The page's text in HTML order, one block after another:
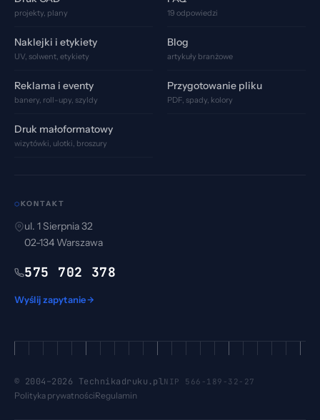
projekty, plany
Naklejki i etykiety
UV, solwent, etykiety
Reklama i eventy
banery, roll-upy, szyldy
Druk małoformatowy
wizytówki, ulotki, broszury
19 odpowiedzi
Blog
artykuły branżowe
Przygotowanie pliku
PDF, spady, kolory
⬡ KONTAKT
ul. 1 Sierpnia 32
02-134 Warszawa
575 702 378
Wyślij zapytanie
© 2004–2026 Technikadruku.plNIP 566-189-32-27
Polityka prywatnościRegulamin